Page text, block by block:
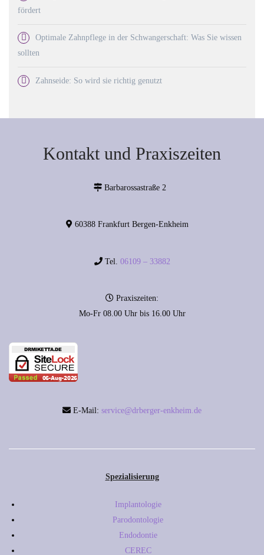
fördert
Optimale Zahnpflege in der Schwangerschaft: Was Sie wissen
sollten
Zahnseide: So wird sie richtig genutzt
Kontakt und Praxiszeiten
Barbarossastraße 2
60388 Frankfurt Bergen-Enkheim
Tel. 06109 – 33882
Praxiszeiten:
Mo-Fr 08.00 Uhr bis 16.00 Uhr
E-Mail: service@drberger-enkheim.de
Spezialisierung
Implantologie
Parodontologie
Endodontie
CEREC